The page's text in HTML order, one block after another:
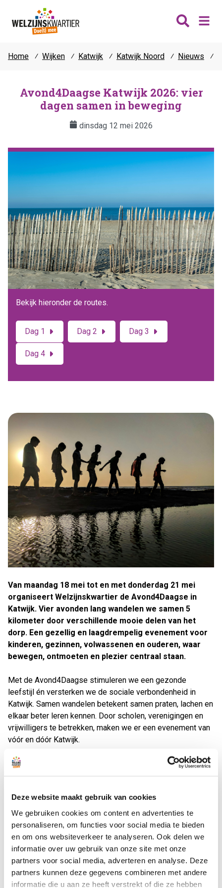
Deze website maakt gebruik van cookies
We gebruiken cookies om content en advertenties te
personaliseren, om functies voor social media te bieden
en om ons websiteverkeer te analyseren. Ook delen we
informatie over uw gebruik van onze site met onze
partners voor social media, adverteren en analyse. Deze
partners kunnen deze gegevens combineren met andere
informatie die u aan ze heeft verstrekt of die ze hebben
Katwijk
Noordwijk
Lisse
Thema's
Jongeren
Vrijwilligers
Verhuur
Contact
Home ⁄ Wijken ⁄ Katwijk ⁄ Katwijk Noord ⁄ Nieuws ⁄
Avond4Daagse Katwijk 2026: vier
dagen samen in beweging
dinsdag 12 mei 2026
Bekijk hieronder de routes.
Dag 1 Dag 2 Dag 3
Dag 4
Van maandag 18 mei tot en met donderdag 21 mei
organiseert Welzijnskwartier de Avond4Daagse in
Katwijk. Vier avonden lang wandelen we samen 5
kilometer door verschillende mooie delen van het
dorp. Een gezellig en laagdrempelig evenement voor
kinderen, gezinnen, volwassenen en ouderen, waar
bewegen, ontmoeten en plezier centraal staan.
Met de Avond4Daagse stimuleren we een gezonde
leefstijl én versterken we de sociale verbondenheid in
Katwijk. Samen wandelen betekent samen praten, lachen en
elkaar beter leren kennen. Door scholen, verenigingen en
vrijwilligers te betrekken, maken we er een evenement van
vóór en dóór Katwijk.
Wanneer en waar?
Start en finish bij Scum
Iedere avond 5 kilometer
De routes
Maandag 18 mei - Duinen en strand
Dinsdag 19 mei - Haven
Woensdag 20 mei - Hoornes